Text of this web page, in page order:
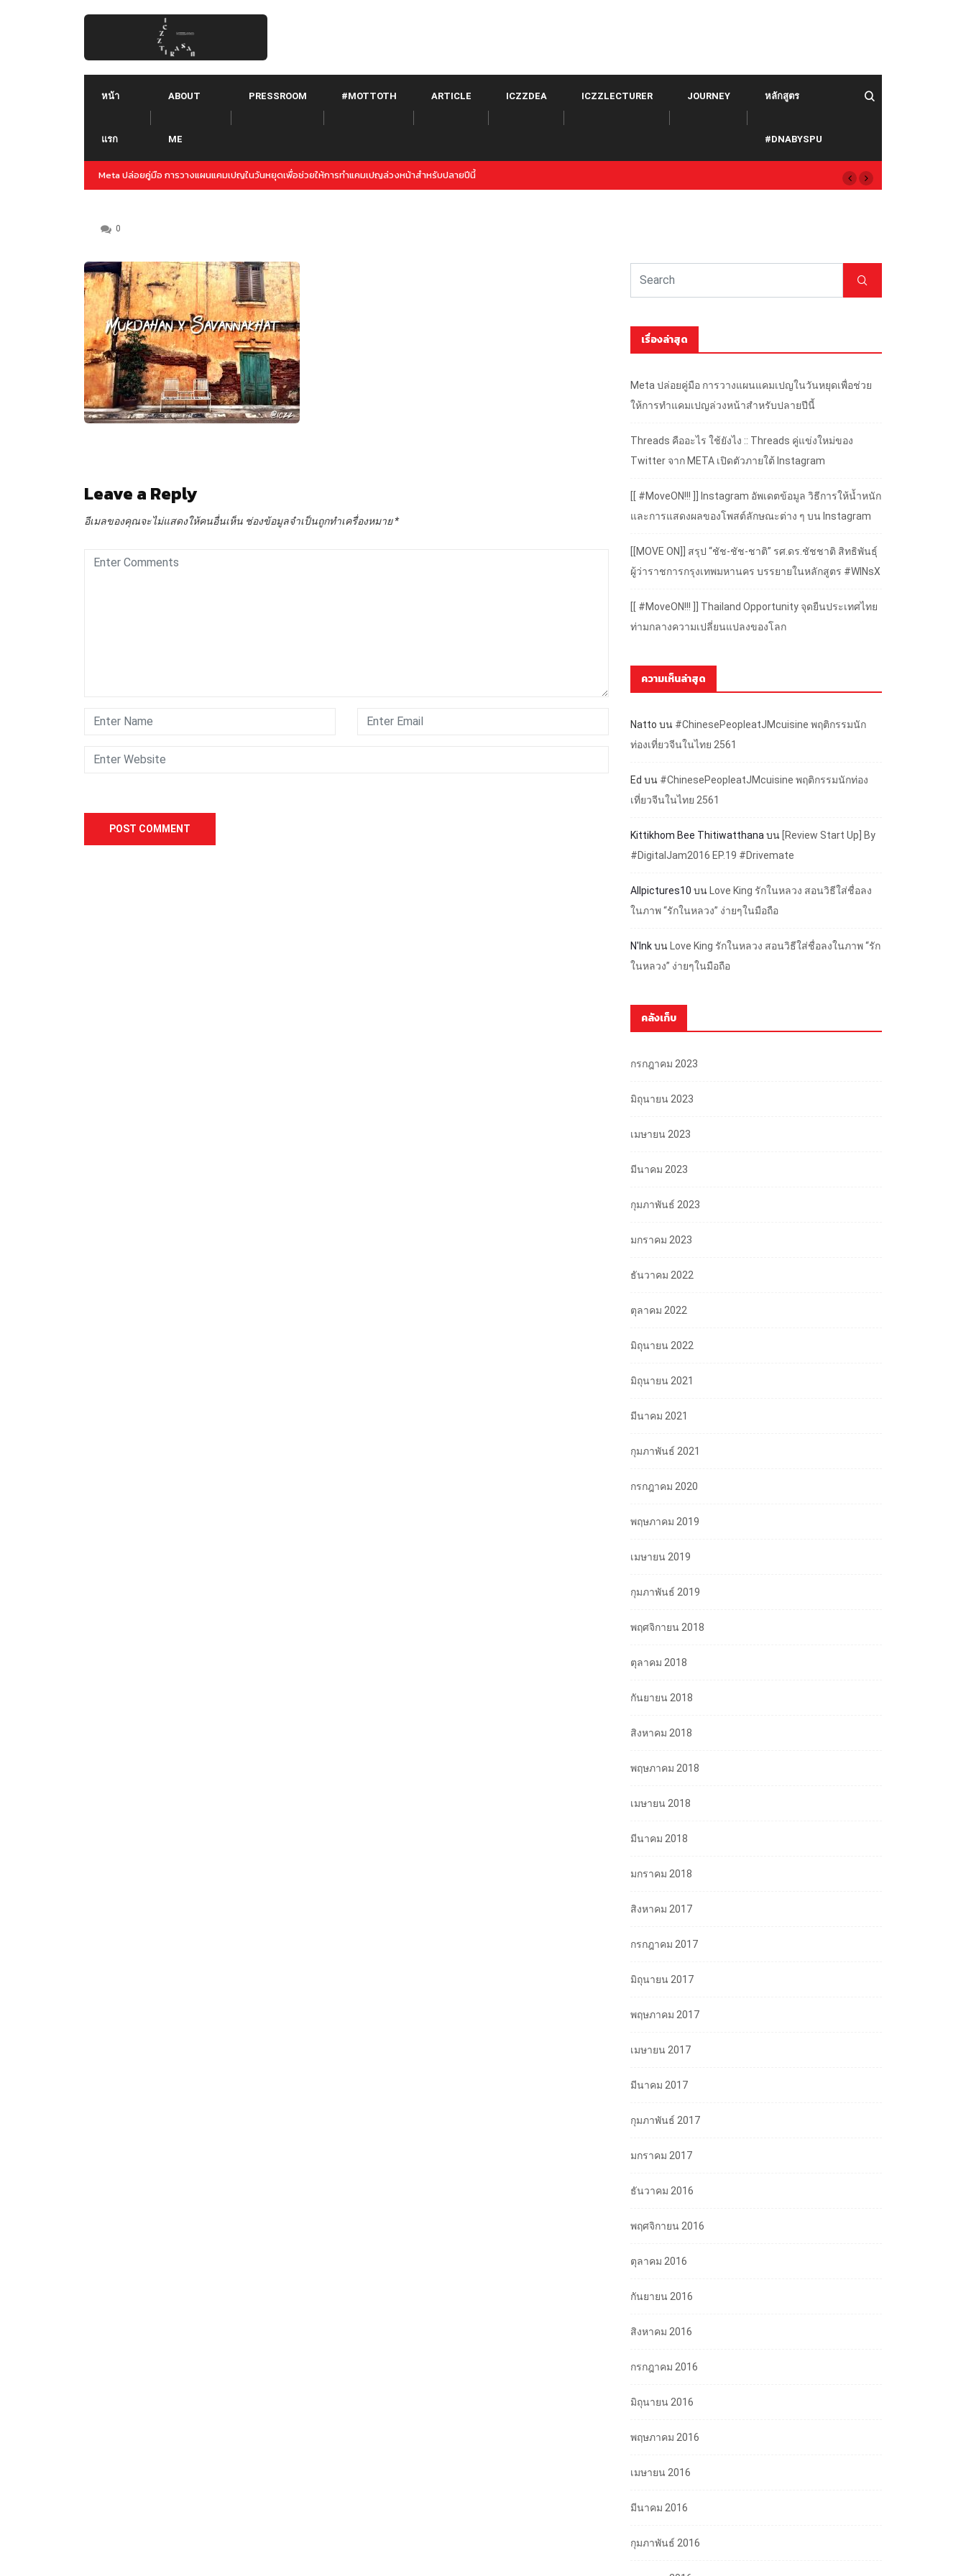
หน้า
แรก
ABOUT
ME
PRESSROOM #MOTTOTH ARTICLE ICZZDEA ICZZLECTURER JOURNEY หลักสูตร
#DNABYSPU
ญล่วงหน้าสำหรับปลายปีนี้Threads คืออะไร ใช้ยังไง :: Threads คู่แข่งใหม่ของ Twitter จาก META เปิดตัวภายใต้
Instagram
0
Leave a Reply
อีเมลของคุณจะไม่แสดงให้คนอื่นเห็น ช่องข้อมูลจำเป็นถูกทำเครื่องหมาย*
เรื่องล่าสุด
Meta ปล่อยคู่มือ การวางแผนแคมเปญในวันหยุดเพื่อช่วย
ให้การทำแคมเปญล่วงหน้าสำหรับปลายปีนี้
Threads คืออะไร ใช้ยังไง :: Threads คู่แข่งใหม่ของ
Twitter จาก META เปิดตัวภายใต้ Instagram
[[ #MoveON!!! ]] Instagram อัพเดตข้อมูล วิธีการให้น้ำหนัก
และการแสดงผลของโพสต์ลักษณะต่าง ๆ บน Instagram
[[MOVE ON]] สรุป “ชัช-ชัช-ชาติ” รศ.ดร.ชัชชาติ สิทธิพันธุ์
ผู้ว่าราชการกรุงเทพมหานคร บรรยายในหลักสูตร #WINsX
[[ #MoveON!!! ]] Thailand Opportunity จุดยืนประเทศไทย
ท่ามกลางความเปลี่ยนแปลงของโลก
ความเห็นล่าสุด
Natto บน #ChinesePeopleatJMcuisine พฤติกรรมนัก
ท่องเที่ยวจีนในไทย 2561
Ed บน #ChinesePeopleatJMcuisine พฤติกรรมนักท่อง
เที่ยวจีนในไทย 2561
Kittikhom Bee Thitiwatthana บน [Review Start Up] By
#DigitalJam2016 EP.19 #Drivemate
Allpictures10 บนLove King รักในหลวง สอนวิธีใส่ชื่อลง
ในภาพ “รักในหลวง” ง่ายๆในมือถือ
N'InkบนLove King รักในหลวง สอนวิธีใส่ชื่อลงในภาพ “รัก
ในหลวง” ง่ายๆในมือถือ
คลังเก็บ
กรกฎาคม 2023
มิถุนายน 2023
เมษายน 2023
มีนาคม 2023
กุมภาพันธ์ 2023
มกราคม 2023
ธันวาคม 2022
ตุลาคม 2022
มิถุนายน 2022
มิถุนายน 2021
มีนาคม 2021
กุมภาพันธ์ 2021
กรกฎาคม 2020
พฤษภาคม 2019
เมษายน 2019
กุมภาพันธ์ 2019
พฤศจิกายน 2018
ตุลาคม 2018
กันยายน 2018
สิงหาคม 2018
พฤษภาคม 2018
เมษายน 2018
มีนาคม 2018
มกราคม 2018
สิงหาคม 2017
กรกฎาคม 2017
มิถุนายน 2017
พฤษภาคม 2017
เมษายน 2017
มีนาคม 2017
กุมภาพันธ์ 2017
มกราคม 2017
ธันวาคม 2016
พฤศจิกายน 2016
ตุลาคม 2016
กันยายน 2016
สิงหาคม 2016
กรกฎาคม 2016
มิถุนายน 2016
พฤษภาคม 2016
เมษายน 2016
มีนาคม 2016
กุมภาพันธ์ 2016